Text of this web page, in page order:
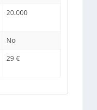
20.000
No
29 €